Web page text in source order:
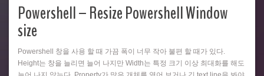
Powershell – Resize Powershell Window
size
Powershell 창을 사용 할 때 가끔 폭이 너무 작아 불편 할 때가 있다.
Height는 창을 늘리면 늘어 나지만 Width는 특정 크기 이상 최대화를 해도